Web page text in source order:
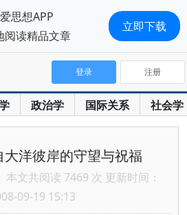
政治学 国际关系 社会学
登录 注册
大洋彼岸的守望与祝福
本文共阅读 7469 次 更新时间：
09-19 15:13
思想APP
阅读精品文章
立即下载